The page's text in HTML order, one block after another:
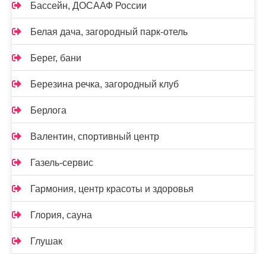
Бассейн, ДОСААФ России
Белая дача, загородный парк-отель
Берег, бани
Березина речка, загородный клуб
Берлога
Валентин, спортивный центр
Газель-сервис
Гармония, центр красоты и здоровья
Глория, сауна
Глушак